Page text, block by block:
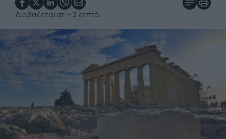
Διαβάζεται σε ~ 3 λεπτά